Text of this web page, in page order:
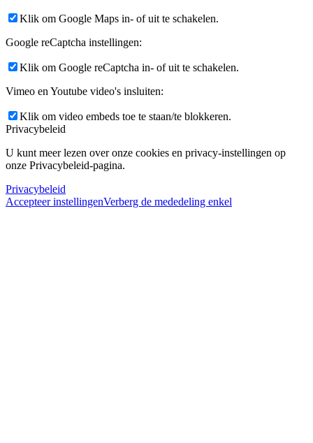
Klik om Google Maps in- of uit te schakelen.
Google reCaptcha instellingen:
Klik om Google reCaptcha in- of uit te schakelen.
Vimeo en Youtube video's insluiten:
Klik om video embeds toe te staan/te blokkeren.
Privacybeleid
U kunt meer lezen over onze cookies en privacy-instellingen op
onze Privacybeleid-pagina.
Privacybeleid
Accepteer instellingenVerberg de mededeling enkel